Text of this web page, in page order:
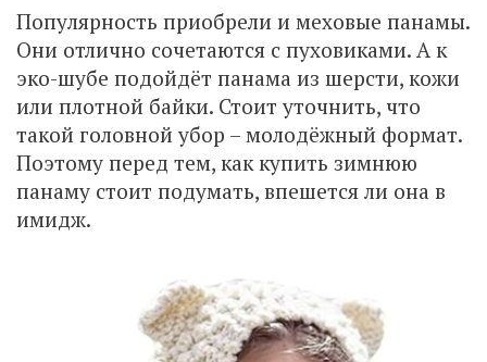
Популярность приобрели и меховые панамы.
Они отлично сочетаются с пуховиками. А к
эко-шубе подойдёт панама из шерсти, кожи
или плотной байки. Стоит уточнить, что
такой головной убор – молодёжный формат.
Поэтому перед тем, как купить зимнюю
панаму стоит подумать, впешется ли она в
имидж.